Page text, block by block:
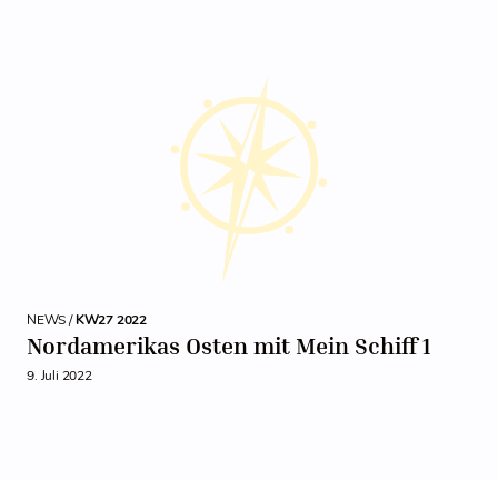
NEWS /KW27 2022
Nordamerikas Osten mit Mein Schiff 1
9. Juli 2022